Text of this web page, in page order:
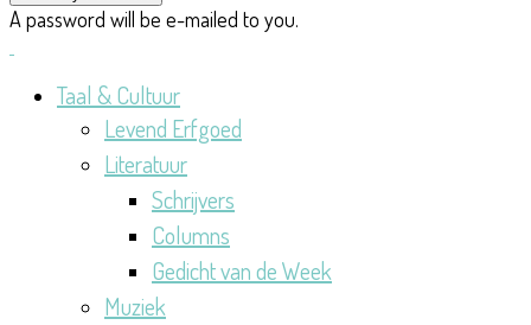
A password will be e-mailed to you.
Taal & Cultuur
Levend Erfgoed
Literatuur
Schrijvers
Columns
Gedicht van de Week
Muziek